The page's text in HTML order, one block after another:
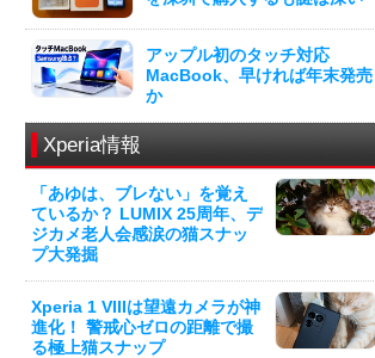
アップル初のタッチ対応
MacBook、早ければ年末発売
か
Xperia情報
「あゆは、ブレない」を覚え
ているか？ LUMIX 25周年、デ
ジカメ老人会感涙の猫スナッ
プ大発掘
Xperia 1 VIIIは望遠カメラが神
進化！ 警戒心ゼロの距離で撮
る極上猫スナップ